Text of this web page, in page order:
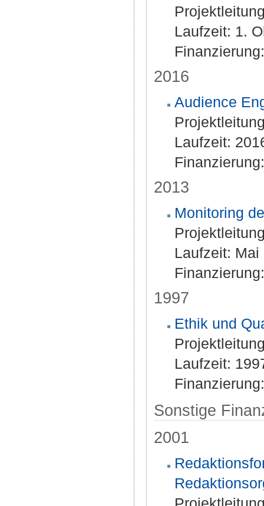
Laufzeit: 1.
2016
Audience
Laufzeit:
2013
Monitoring
Laufzeit:
1997
Ethik und
Laufzeit:
Sonstige
2001